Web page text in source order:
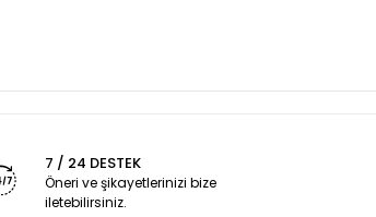
7 / 24 DESTEK
Öneri ve şikayetlerinizi bize
iletebilirsiniz.